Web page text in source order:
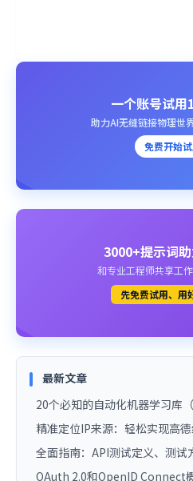
一个账号试用
助力AI无缝链接物理世
免费开始
3000+提示词
和专业工程师共享工
先免费试用、用
最新文章
20个必知的自动化机器学习库
精准定位IP来源：轻松实现高
全面指南：API测试定义、测试
OAuth 2.0和OpenID Connect